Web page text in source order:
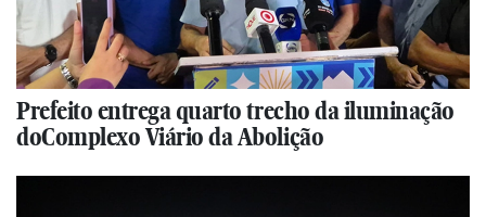
Prefeito entrega quarto trecho da iluminação
doComplexo Viário da Abolição